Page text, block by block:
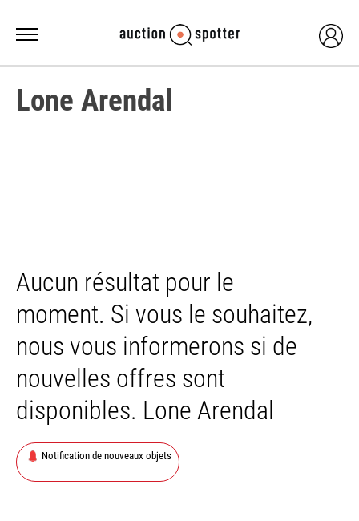
Lone Arendal
Aucun résultat pour le
moment. Si vous le souhaitez,
nous vous informerons si de
nouvelles offres sont
disponibles. Lone Arendal
Notification de nouveaux objets